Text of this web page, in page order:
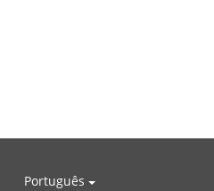
Português